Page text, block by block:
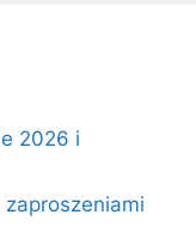
2026 i